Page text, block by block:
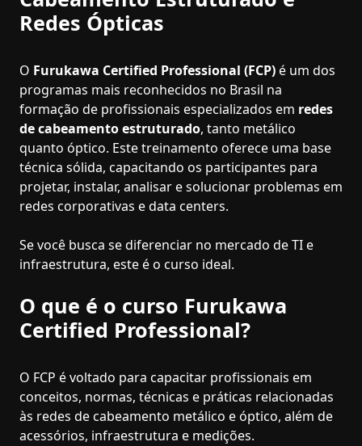
Redes Ópticas
O Furukawa Certified Professional (FCP)é um dos
programas mais reconhecidos no Brasil na
formação de profissionais especializados em redes
de cabeamento estruturado, tanto metálico
quanto óptico. Este treinamento oferece uma base
técnica sólida, capacitando os participantes para
projetar, instalar, analisar e solucionar problemas em
redes corporativas e data centers.
Se você busca se diferenciar no mercado de TI e
infraestrutura, este é o curso ideal.
O que é o curso Furukawa
Certified Professional?
O FCP é voltado para capacitar profissionais em
conceitos, normas, técnicas e práticas relacionadas
às redes de cabeamento metálico e óptico, além de
acessórios, infraestrutura e medições.